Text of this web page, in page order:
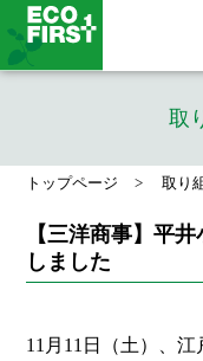
取
トップページ 取り
【三洋商事】平
しました
11月11日（土）、